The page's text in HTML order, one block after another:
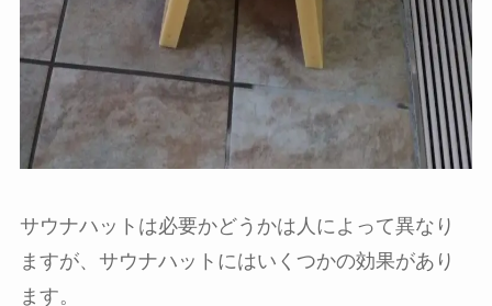
サウナハットは必要かどうかは人によって異なり
ますが、サウナハットにはいくつかの効果があり
ます。